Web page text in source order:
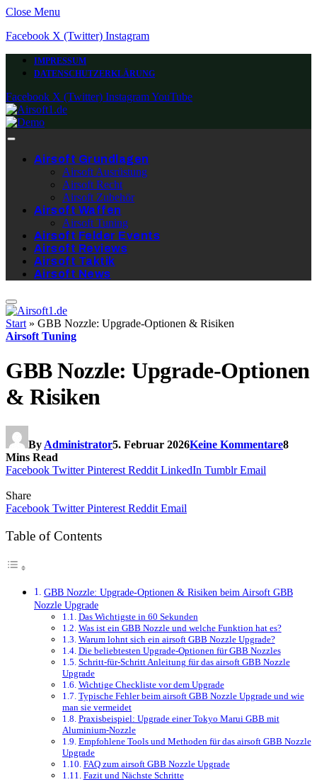
Close Menu
Facebook X (Twitter) Instagram
IMPRESSUM
DATENSCHUTZERKLÄRUNG
Facebook X (Twitter) InstagramYouTube
Airsoft Grundlagen
Airsoft Ausrüstung
Airsoft Recht
Airsoft Zubehör
Airsoft Waffen
Airsoft Tuning
Airsoft Felder Events
Airsoft Reviews
Airsoft Taktik
Airsoft News
Start » GBB Nozzle: Upgrade-Optionen & Risiken
Airsoft Tuning
GBB Nozzle: Upgrade-Optionen
& Risiken
By Administrator5. Februar 2026Keine Kommentare8
Mins Read
Facebook Twitter Pinterest Reddit LinkedIn Tumblr Email
Share
Facebook Twitter Pinterest Reddit Email
Table of Contents
GBB Nozzle: Upgrade-Optionen & Risiken beim Airsoft GBB
Nozzle Upgrade
Das Wichtigste in 60 Sekunden
Was ist ein GBB Nozzle und welche Funktion hat es?
Warum lohnt sich ein airsoft GBB Nozzle Upgrade?
Die beliebtesten Upgrade-Optionen für GBB Nozzles
Schritt-für-Schritt Anleitung für das airsoft GBB Nozzle
Upgrade
Wichtige Checkliste vor dem Upgrade
Typische Fehler beim airsoft GBB Nozzle Upgrade und wie
man sie vermeidet
Praxisbeispiel: Upgrade einer Tokyo Marui GBB mit
Aluminium-Nozzle
Empfohlene Tools und Methoden für das airsoft GBB Nozzle
Upgrade
FAQ zum airsoft GBB Nozzle Upgrade
Fazit und Nächste Schritte